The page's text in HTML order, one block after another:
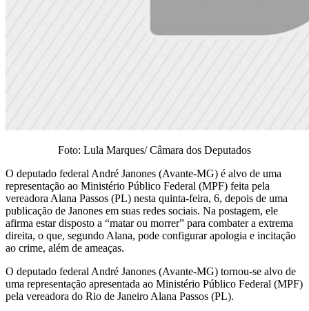
Foto: Lula Marques/ Câmara dos Deputados
O deputado federal André Janones (Avante-MG) é alvo de uma
representação ao Ministério Público Federal (MPF) feita pela
vereadora Alana Passos (PL) nesta quinta-feira, 6, depois de uma
publicação de Janones em suas redes sociais. Na postagem, ele
afirma estar disposto a “matar ou morrer” para combater a extrema
direita, o que, segundo Alana, pode configurar apologia e incitação
ao crime, além de ameaças.
O deputado federal André Janones (Avante-MG) tornou-se alvo de
uma representação apresentada ao Ministério Público Federal (MPF)
pela vereadora do Rio de Janeiro Alana Passos (PL).